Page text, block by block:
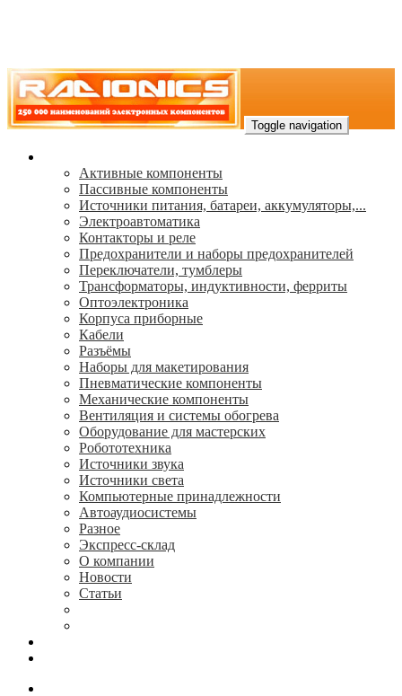
Toggle navigation
Активные компоненты
Пассивные компоненты
Источники питания, батареи, аккумуляторы,...
Электроавтоматика
Контакторы и реле
Предохранители и наборы предохранителей
Переключатели, тумблеры
Трансформаторы, индуктивности, ферриты
Oптоэлектроника
Корпуса приборные
Кабели
Разъёмы
Наборы для макетирования
Пневматические компоненты
Механические компоненты
Вентиляция и системы обогрева
Оборудование для мастерских
Робототехника
Источники звука
Источники света
Компьютерные принадлежности
Автоаудиосистемы
Разное
Экспресс-склад
О компании
Новости
Статьи